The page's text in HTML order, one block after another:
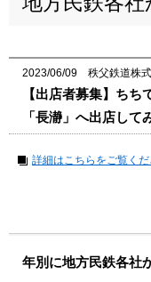
2023/06/09 秩父鉄道株
【出店者募集】ち
「長瀞」へ出店して
詳細はこちらをご覧く
年別に地方民鉄各社